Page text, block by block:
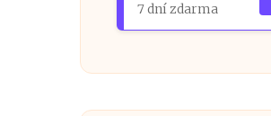
7 dní zdarma